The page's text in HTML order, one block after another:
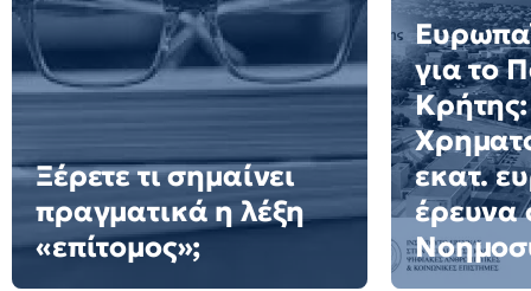
Ξέρετε τι σημαίνει
πραγματικά η λέξη
«επίτομος»;
για το
Κρήτης:
εκατ.
έρευνα